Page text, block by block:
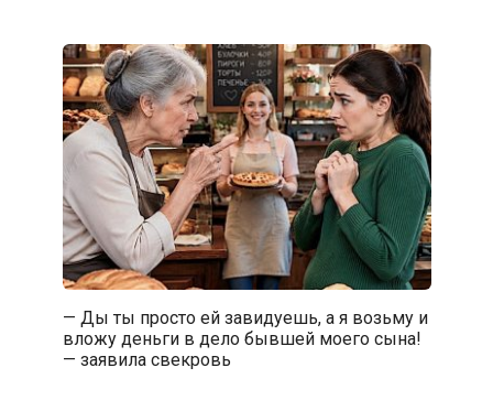
— Ды ты просто ей завидуешь, а я возьму и
вложу деньги в дело бывшей моего сына!
— заявила свекровь